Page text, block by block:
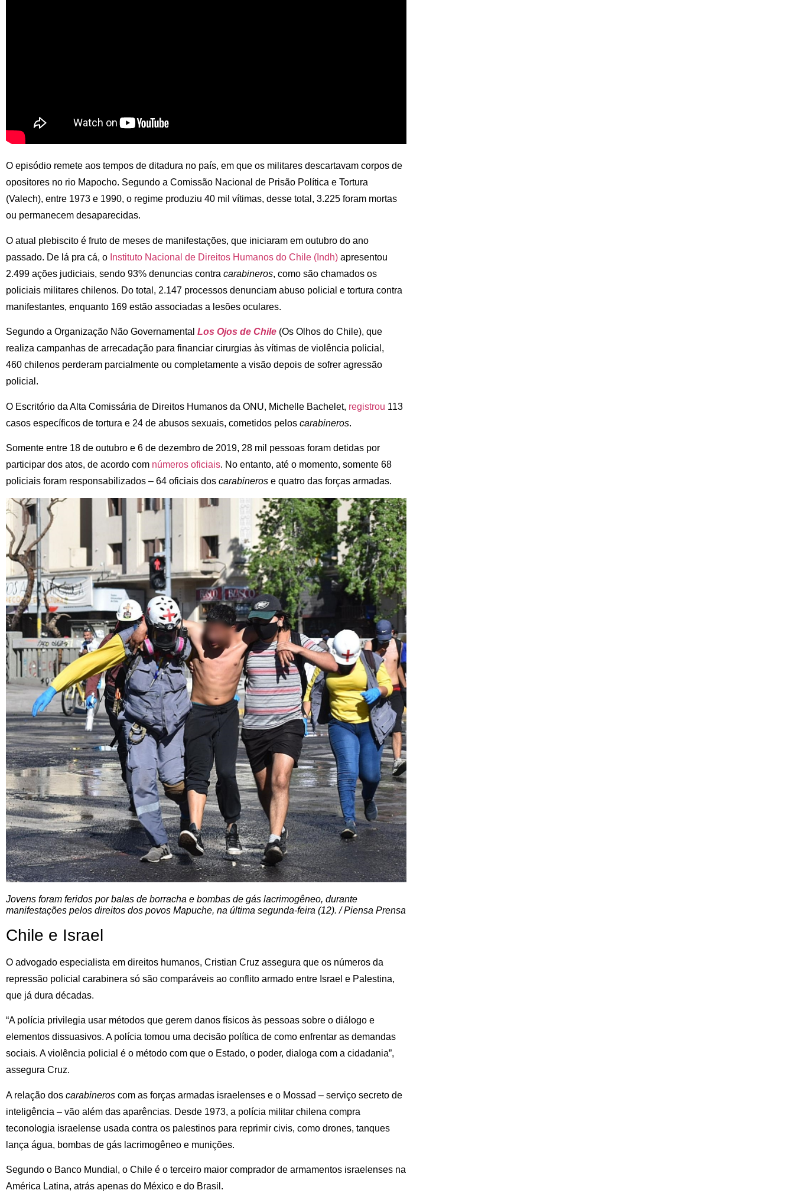
O episódio remete aos tempos de ditadura no país, em que os militares descartavam corpos de
opositores no rio Mapocho. Segundo a Comissão Nacional de Prisão Política e Tortura
(Valech), entre 1973 e 1990, o regime produziu 40 mil vítimas, desse total, 3.225 foram mortas
ou permanecem desaparecidas.
O atual plebiscito é fruto de meses de manifestações, que iniciaram em outubro do ano
passado. De lá pra cá, o Instituto Nacional de Direitos Humanos do Chile (Indh) apresentou
2.499 ações judiciais, sendo 93% denuncias contra carabineros, como são chamados os
policiais militares chilenos. Do total, 2.147 processos denunciam abuso policial e tortura contra
manifestantes, enquanto 169 estão associadas a lesões oculares.
Segundo a Organização Não Governamental Los Ojos de Chile (Os Olhos do Chile), que
realiza campanhas de arrecadação para financiar cirurgias às vítimas de violência policial,
460 chilenos perderam parcialmente ou completamente a visão depois de sofrer agressão
policial.
O Escritório da Alta Comissária de Direitos Humanos da ONU, Michelle Bachelet, registrou 113
casos específicos de tortura e 24 de abusos sexuais, cometidos pelos carabineros.
Somente entre 18 de outubro e 6 de dezembro de 2019, 28 mil pessoas foram detidas por
participar dos atos, de acordo com números oficiais. No entanto, até o momento, somente 68
policiais foram responsabilizados – 64 oficiais dos carabineros e quatro das forças armadas.
Jovens foram feridos por balas de borracha e bombas de gás lacrimogêneo, durante
manifestações pelos direitos dos povos Mapuche, na última segunda-feira (12). / Piensa Prensa
Chile e Israel
O advogado especialista em direitos humanos, Cristian Cruz assegura que os números da
repressão policial carabinera só são comparáveis ao conflito armado entre Israel e Palestina,
que já dura décadas.
“A polícia privilegia usar métodos que gerem danos físicos às pessoas sobre o diálogo e
elementos dissuasivos. A polícia tomou uma decisão política de como enfrentar as demandas
sociais. A violência policial é o método com que o Estado, o poder, dialoga com a cidadania”,
assegura Cruz.
A relação dos carabineros com as forças armadas israelenses e o Mossad – serviço secreto de
inteligência – vão além das aparências. Desde 1973, a polícia militar chilena compra
teconologia israelense usada contra os palestinos para reprimir civis, como drones, tanques
lança água, bombas de gás lacrimogêneo e munições.
Segundo o Banco Mundial, o Chile é o terceiro maior comprador de armamentos israelenses na
América Latina, atrás apenas do México e do Brasil.